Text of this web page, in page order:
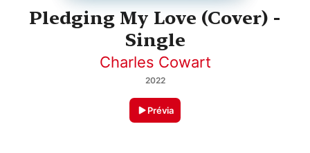
Pledging My Love (Cover) -
Single
Charles Cowart
2022
Prévia